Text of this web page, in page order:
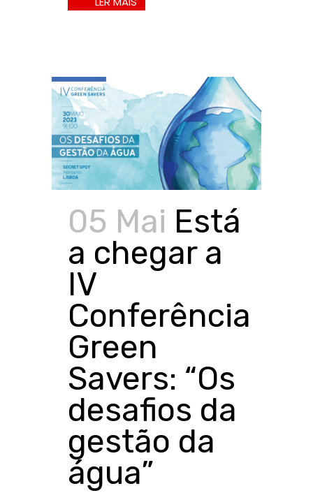
05 Mai Está
a chegar a
IV
Conferência
Green
Savers: “Os
desafios da
gestão da
água”